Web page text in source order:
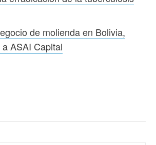
de molienda en Bolivia,
ASAI Capital